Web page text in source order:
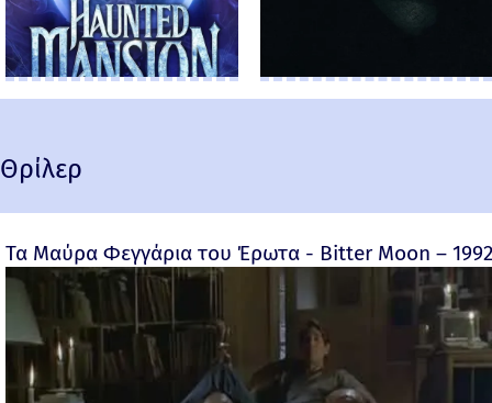
Θρίλερ
Τα Μαύρα Φεγγάρια του Έρωτα - Bitter Moon –